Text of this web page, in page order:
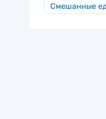
Смешанные